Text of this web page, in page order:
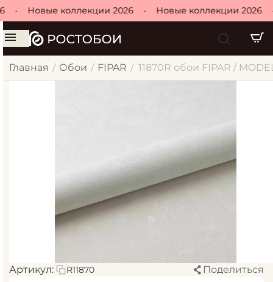
Новые коллекции 2026 Новые коллекции 2026
Главная / Обои / FIPAR / 11870R обои FIPAR /
Артикул: R11870 Поделиться